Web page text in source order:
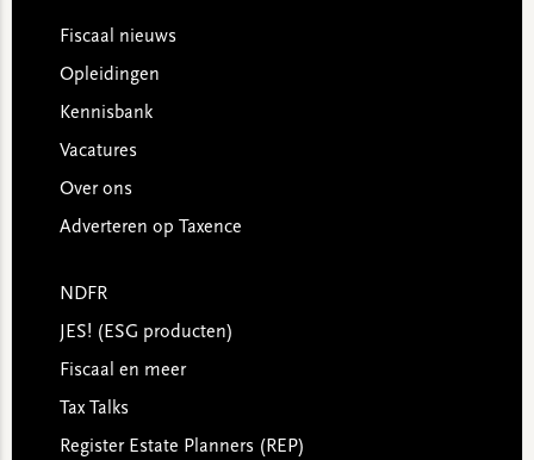
Footer
Fiscaal nieuws
Opleidingen
Kennisbank
Vacatures
Over ons
Adverteren op Taxence
NDFR
JES! (ESG producten)
Fiscaal en meer
Tax Talks
Register Estate Planners (REP)